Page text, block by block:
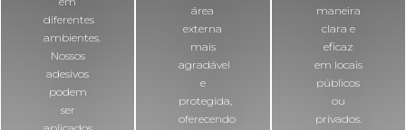
diferentes
ambientes.
Nossos
adesivos
podem
ser
área
externa
mais
agradável
e
protegida,
oferecendo
maneira
clara e
eficaz
em locais
públicos
ou
privados.